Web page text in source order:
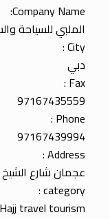
Company Name:
الملبي للسياحة
City :
دبي
Fax :
97167435559
Phone :
97167439994
Address :
عجمان شارع الشيخ
category :
travel tourism